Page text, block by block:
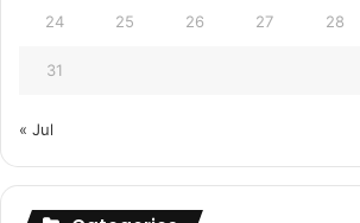
24 25 26 27 28
31
« Jul